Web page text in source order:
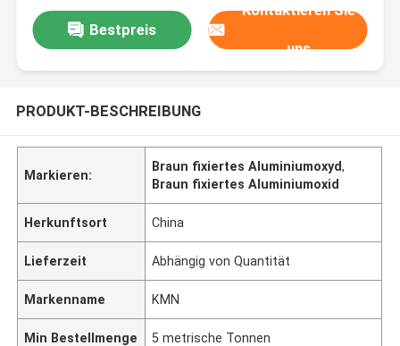
Bestpreis
Kontaktieren Sie
uns
PRODUKT-BESCHREIBUNG
Markieren:
Braun fixiertes Aluminiumoxyd,
Braun fixiertes Aluminiumoxid
Herkunftsort China
Lieferzeit Abhängig von Quantität
Markenname KMN
Min Bestellmenge 5 metrische Tonnen